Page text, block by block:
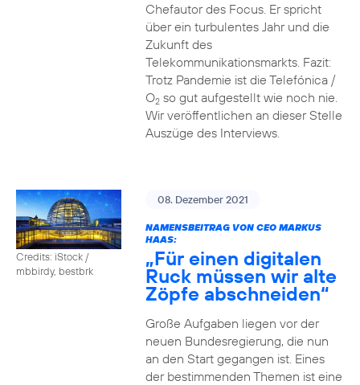
Chefautor des Focus. Er spricht
über ein turbulentes Jahr und die
Zukunft des
Telekommunikationsmarkts. Fazit:
Trotz Pandemie ist die Telefónica /
O2so gut aufgestellt wie noch nie.
Wir veröffentlichen an dieser Stelle
Auszüge des Interviews.
Credits: iStock /
mbbirdy, bestbrk
08. Dezember 2021
NAMENSBEITRAG VON CEO MARKUS
HAAS:
„Für einen digitalen
Ruck müssen wir alte
Zöpfe abschneiden“
Große Aufgaben liegen vor der
neuen Bundesregierung, die nun
an den Start gegangen ist. Eines
der bestimmenden Themen ist eine